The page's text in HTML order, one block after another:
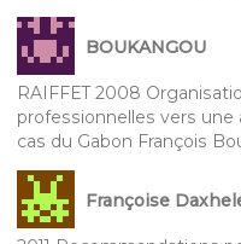
BOUKANGOU
RAIFFET 2008
professionnelles vers
cas du Gabon François
Françoise